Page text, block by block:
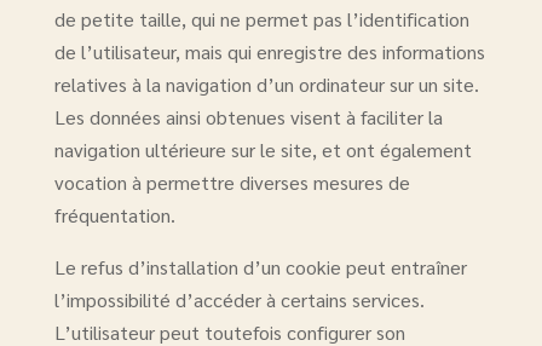
de petite taille, qui ne permet pas l’identification
de l’utilisateur, mais qui enregistre des informations
relatives à la navigation d’un ordinateur sur un site.
Les données ainsi obtenues visent à faciliter la
navigation ultérieure sur le site, et ont également
vocation à permettre diverses mesures de
fréquentation.
Le refus d’installation d’un cookie peut entraîner
l’impossibilité d’accéder à certains services.
L’utilisateur peut toutefois configurer son